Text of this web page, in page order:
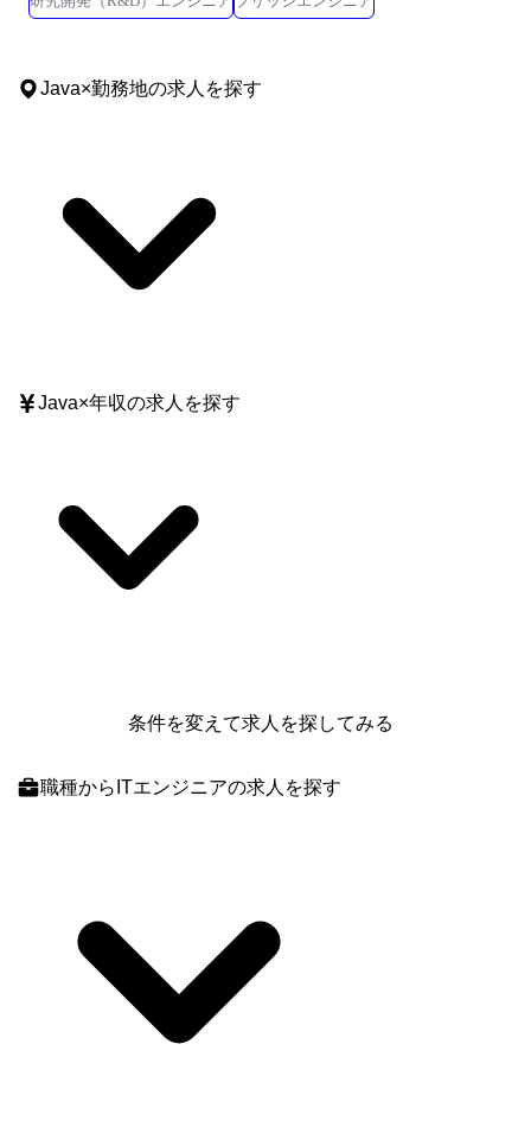
Java×勤務地の求人を探す
Java×年収の求人を探す
条件を変えて求人を探してみる
職種からITエンジニアの求人を探す